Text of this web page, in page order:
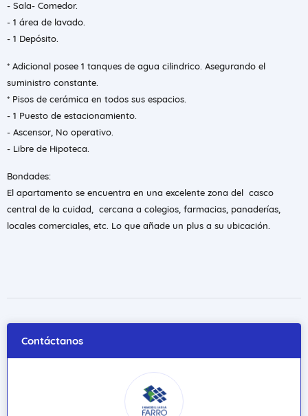
- Sala- Comedor.
- 1 área de lavado.
- 1 Depósito.
* Adicional posee 1 tanques de agua cilindrico. Asegurando el
suministro constante.
* Pisos de cerámica en todos sus espacios.
- 1 Puesto de estacionamiento.
- Ascensor, No operativo.
- Libre de Hipoteca.
Bondades:
El apartamento se encuentra en una excelente zona del casco
central de la cuidad, cercana a colegios, farmacias, panaderías,
locales comerciales, etc. Lo que añade un plus a su ubicación.
Contáctanos